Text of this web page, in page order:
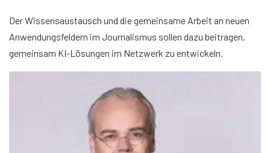
Der Wissensaustausch und die gemeinsame Arbeit an neuen
Anwendungsfeldern im Journalismus sollen dazu beitragen,
gemeinsam KI-Lösungen im Netzwerk zu entwickeln.